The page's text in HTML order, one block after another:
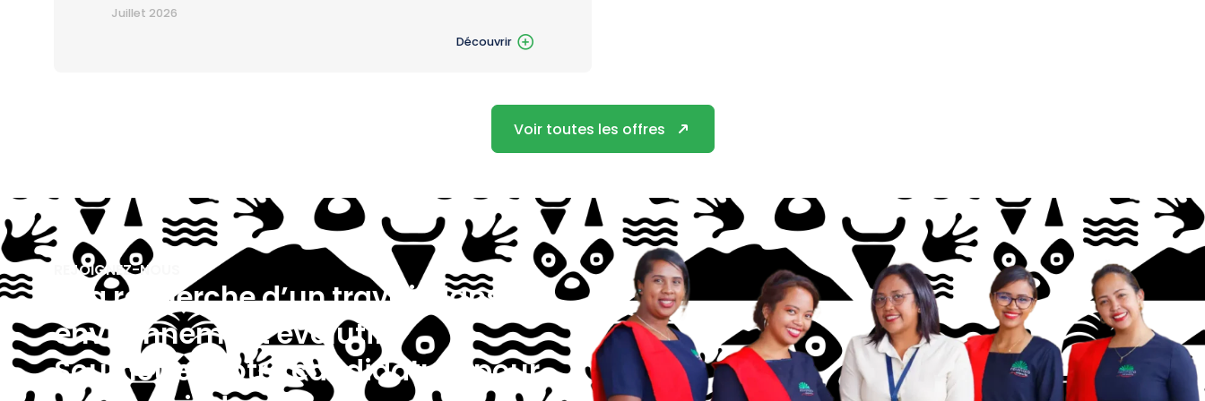
Juillet 2026
Découvrir
Voir toutes les offres
REJOIGNEZ-NOUS
À la recherche d’un travail dans un
environnement évolutif ?
Soumettez votre candidature pour